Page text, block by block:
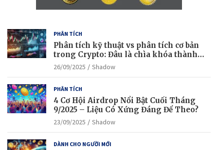
PHÂN TÍCH
Phân tích kỹ thuật vs phân tích cơ bản
trong Crypto: Đâu là chìa khóa thành
công?
26/09/2025 Shadow
PHÂN TÍCH
4 Cơ Hội Airdrop Nổi Bật Cuối Tháng
9/2025 – Liệu Có Xứng Đáng Để Theo?
23/09/2025 Shadow
DÀNH CHO NGƯỜI MỚI